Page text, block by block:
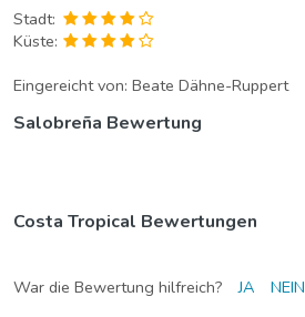
Stadt:
Küste:
Eingereicht von: Beate Dähne-Ruppert
Salobreña Bewertung
Costa Tropical Bewertungen
War die Bewertung hilfreich? JA NEIN